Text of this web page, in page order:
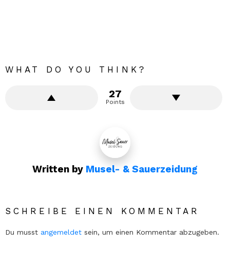
WHAT DO YOU THINK?
27
Points
Written by Musel- & Sauerzeidung
SCHREIBE EINEN KOMMENTAR
Du musst angemeldet sein, um einen Kommentar abzugeben.